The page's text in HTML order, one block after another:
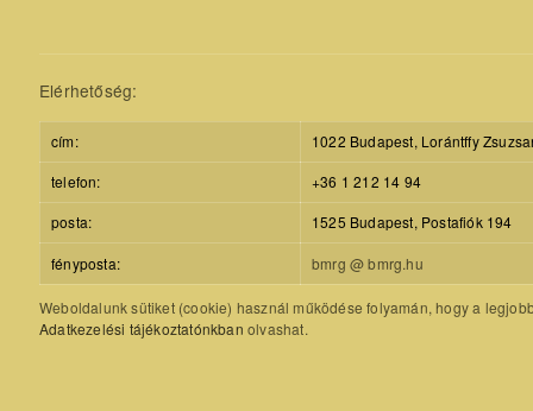
Elérhetőség:
cím:
1022 Budapest, Lorántffy
telefon:
+36 1 212 14 94
posta:
1525 Budapest, Postafiók 194
fényposta: bmrg @ bmrg.hu
Weboldalunk sütiket (cookie) használ működése folyamán, hogy a
Adatkezelési tájékoztatónkban olvashat.